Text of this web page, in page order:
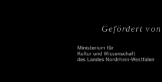
Gefördert von